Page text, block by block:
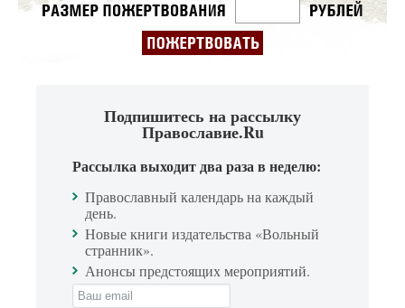
Подпишитесь на рассылку
Православие.Ru
Рассылка выходит два раза в неделю:
Православный календарь на каждый
день.
Новые книги издательства «Вольный
странник».
Анонсы предстоящих мероприятий.